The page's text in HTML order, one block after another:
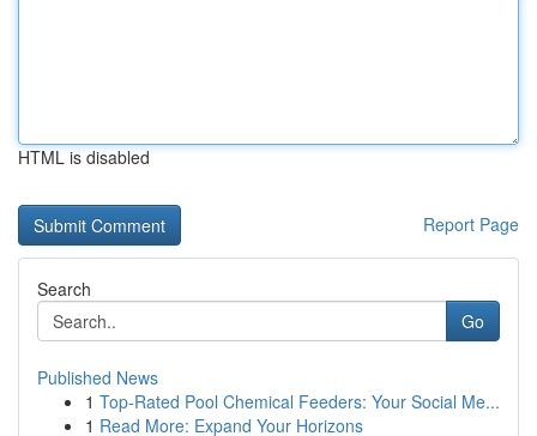
HTML is disabled
Report Page
Search
Go
Published News
1 Top-Rated Pool Chemical Feeders: Your Social Me...
1 Read More: Expand Your Horizons